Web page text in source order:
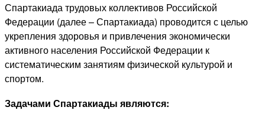
Спартакиада трудовых коллективов Российской
Федерации (далее – Спартакиада) проводится с целью
укрепления здоровья и привлечения экономически
активного населения Российской Федерации к
систематическим занятиям физической культурой и
спортом.
Задачами Спартакиады являются: